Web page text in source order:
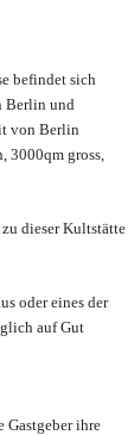
befindet sich
Berlin und
von Berlin
3000qm gross,
dieser Kultstätte
oder eines der
auf Gut
ihre